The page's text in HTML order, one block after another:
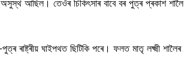
অসুস্থ আছিল। তেওঁৰ চিকিৎসাৰ বাবে বৰ পুত্ৰ প্ৰকাশ শালৈ
ৰাষ্ট্ৰীয় ঘাইপথত ছিটিকি পৰে। ফলত মাতৃ লক্ষ্মী শালৈৰ